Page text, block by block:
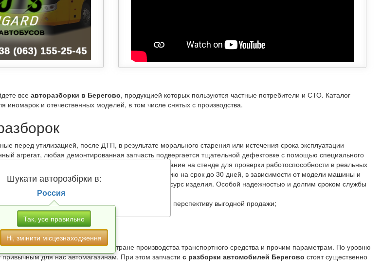
Шукати авторозбірки в:
Россия
Так, усе правильно
Ні, змінити місцезнаходження
все авторазборки в Берегово, продукцией которых пользуются частные потребители и СТО. Каталог
иномарок и отечественных моделей, в том числе снятых с производства.
перед утилизацией, после ДТП, в результате морального старения или истечения срока эксплуатации
агрегат, любая демонтированная запчасть подвергается тщательной дефектовке с помощью специального
После ремонта производится испытание на стенде для проверки работоспособности в реальных
в Берегово
предоставляют гарантию на продукцию на срок до 30 дней, в зависимости от модели машины и
магазина также укажет остаточный ресурс изделия. Особой надежностью и долгим сроком службы
следующими факторами:
бережно обращаются с «железными конями» на перспективу выгодной продажи;
дорогах Европы, Азии и Америки;
части по модели, году выпуска, стране производства транспортного средства и прочим параметрам. По уровню
привычным для нас автомагазинам. При этом запчасти с разборки автомобилей Берегово стоят существенно